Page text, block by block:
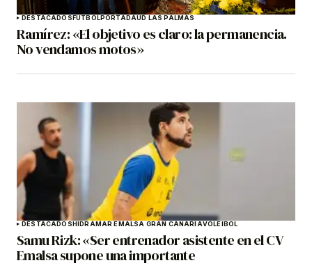
DESTACADOSFÚTBOLPORTADAUD LAS PALMAS
Ramírez: «El objetivo es claro: la permanencia.
No vendamos motos»
DESTACADOSHIDRAMAR EMALSA GRAN CANARIAVOLEIBOL
Samu Rizk: «Ser entrenador asistente en el CV
Emalsa supone una importante